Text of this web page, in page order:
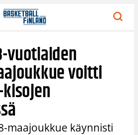
vuotiaiden
voitti
maajoukkue käynnisti